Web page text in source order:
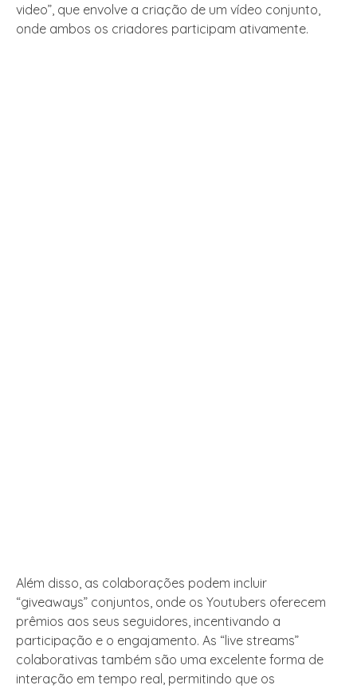
video”, que envolve a criação de um vídeo conjunto,
onde ambos os criadores participam ativamente.
Além disso, as colaborações podem incluir
“giveaways” conjuntos, onde os Youtubers oferecem
prêmios aos seus seguidores, incentivando a
participação e o engajamento. As “live streams”
colaborativas também são uma excelente forma de
interação em tempo real, permitindo que os